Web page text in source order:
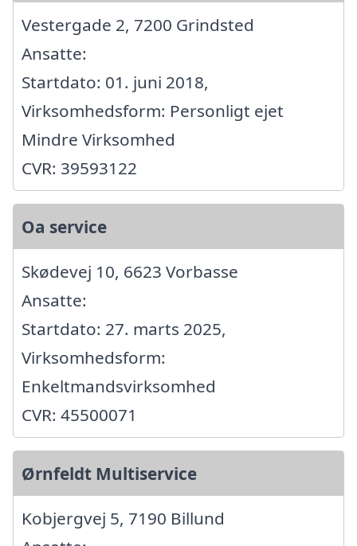
Vestergade 2, 7200 Grindsted
Ansatte:
Startdato: 01. juni 2018,
Virksomhedsform: Personligt ejet
Mindre Virksomhed
CVR: 39593122
Oa service
Skødevej 10, 6623 Vorbasse
Ansatte:
Startdato: 27. marts 2025,
Virksomhedsform:
Enkeltmandsvirksomhed
CVR: 45500071
Ørnfeldt Multiservice
Kobjergvej 5, 7190 Billund